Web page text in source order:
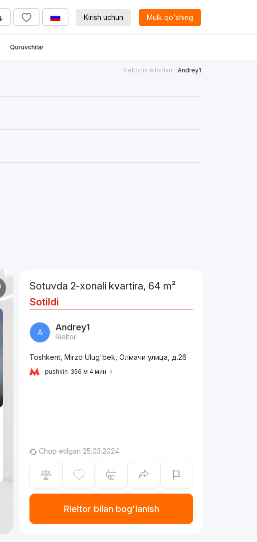
Kirish uchun Mulk qo'shing
Quruvchilar
Rieltorlik e'lonlari: Andrey1
Sotuvda 2-xonali kvartira, 64 m²
Sotildi
A Andrey1
Rieltor
Toshkent, Mirzo Ulug'bek, Олмачи улица, д.26
pushkin 356 м 4 мин
Chop etilgan 25.03.2024
Rieltor bilan bog'lanish